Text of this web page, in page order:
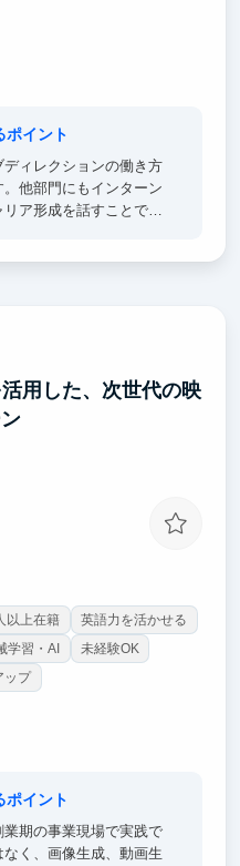
ポイント
ィレクションの働き方
他部門にもインターン
ア形成を話すことで、
用した、次世代の映
以上在籍
英語力を活かせる
学習・AI
未経験OK
ップ
ポイント
期の事業現場で実践で
く、画像生成、動画生